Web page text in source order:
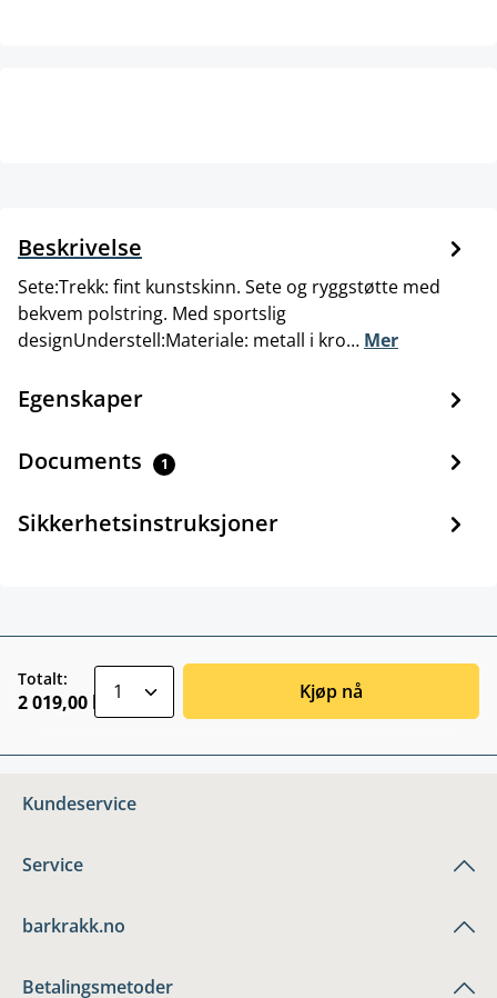
Beskrivelse
Sete:Trekk: fint kunstskinn. Sete og ryggstøtte med
bekvem polstring. Med sportslig
designUnderstell:Materiale: metall i kro… Mer
Egenskaper
Documents 1
Sikkerhetsinstruksjoner
Totalt:
2 019,00 kr Kjøp nå
Kundeservice
Service
barkrakk.no
Betalingsmetoder